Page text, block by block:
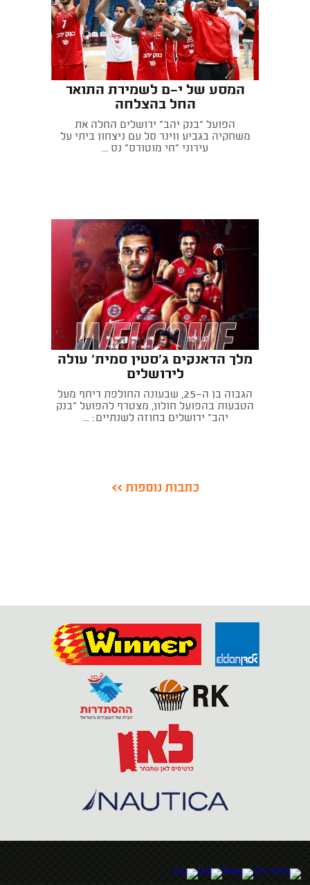
המסע של י־ם לשמירת התואר
החל בהצלחה
הפועל "בנק יהב" ירושלים החלה את
משחקיה בגביע ווינר סל עם ניצחון ביתי על
עירוני "חי מוטורס" נס ...
מלך הדאנקים ג'סטין סמית' עולה
לירושלים
הגבוה בן ה־25, שבעונה החולפת ריחף מעל
הטבעות בהפועל חולון, מצטרף להפועל "בנק
יהב" ירושלים בחוזה לשנתיים: ...
כתבות נוספות >>